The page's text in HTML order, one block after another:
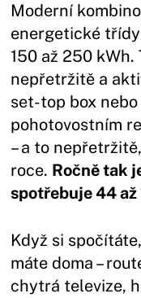
Moderní
energetické
150 až 250
nepřetržitě a
set-top box
pohotovostním
– a to
roce. Ročně tak
spotřebuje 44 až
Když si
máte doma –
chytrá televize,